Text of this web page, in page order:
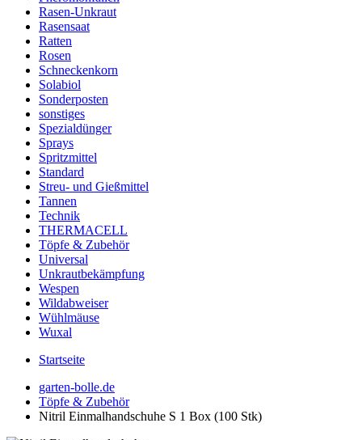
Rasen-Unkraut
Rasensaat
Ratten
Rosen
Schneckenkorn
Solabiol
Sonderposten
sonstiges
Spezialdünger
Sprays
Spritzmittel
Standard
Streu- und Gießmittel
Tannen
Technik
THERMACELL
Töpfe & Zubehör
Universal
Unkrautbekämpfung
Wespen
Wildabweiser
Wühlmäuse
Wuxal
Startseite
garten-bolle.de
Töpfe & Zubehör
Nitril Einmalhandschuhe S 1 Box (100 Stk)